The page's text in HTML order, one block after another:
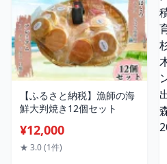
【ふるさと納税】漁師の海
鮮大判焼き12個セット
¥12,000
★ 3.0 (1件)